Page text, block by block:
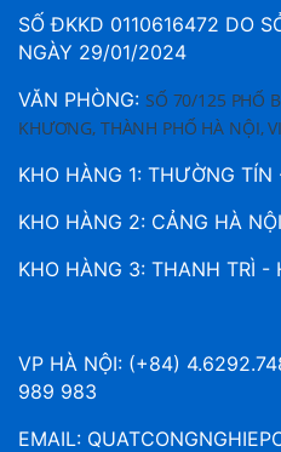
SỐ ĐKKD 0110616472 DO
NGÀY 29/01/2024
VĂN PHÒNG: SỐ 70/125 PHỐ
KHƯƠNG, THÀNH PHỐ HÀ NỘI,
KHO HÀNG 1: THƯỜNG TÍN
KHO HÀNG 2: CẢNG HÀ NỘI
KHO HÀNG 3: THANH TRÌ -
VP HÀ NỘI: (+84)
989 983
EMAIL: